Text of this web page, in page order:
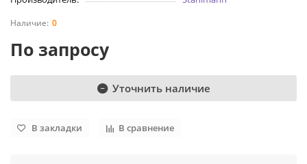
0
По запросу
Уточнить наличие
В закладки В сравнение